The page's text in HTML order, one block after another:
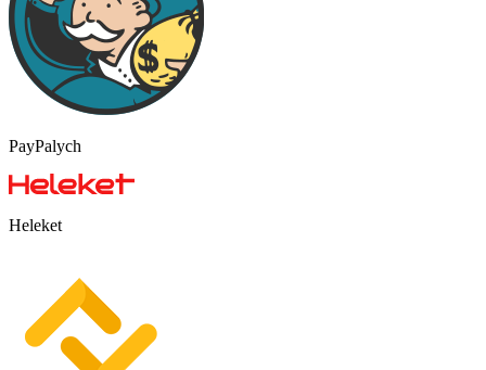
PayPalych
Heleket